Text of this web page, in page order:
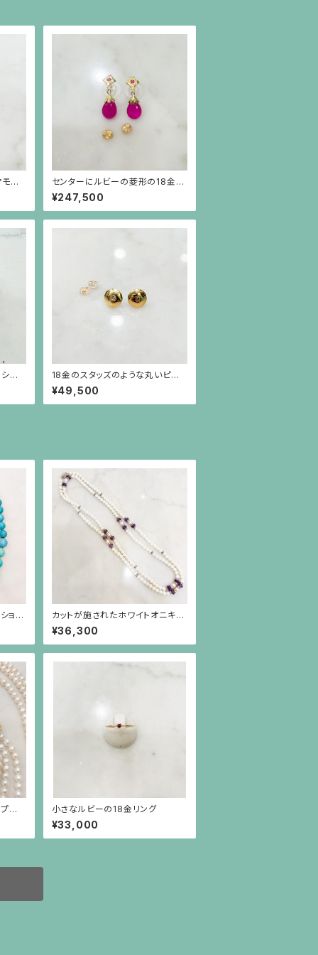
ン
）
センターにルビーの菱形の18金の
下にしずく型のルビーが揺れるピ
アス（18金ポスト）
¥247,500
ン
ト）
18金のスタッズのような丸いピア
ス(18金ポスト）
¥49,500
ョン
カットが施されたホワイトオニキ
ス、筋彫りのアメジスト、真珠とロ
ンデルのロングネックレス
¥36,300
の
小さなルビーの18金リング
¥33,000